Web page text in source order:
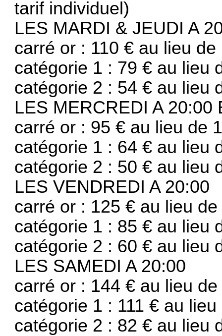
tarif individuel)
LES MARDI & JEUDI A
carré or : 110 € au lieu de
catégorie 1 : 79 € au lieu
catégorie 2 : 54 € au lieu
LES MERCREDI A 20:00
carré or : 95 € au lieu de
catégorie 1 : 64 € au lieu
catégorie 2 : 50 € au lieu
LES VENDREDI A 20:00
carré or : 125 € au lieu
catégorie 1 : 85 € au lieu
catégorie 2 : 60 € au lieu
LES SAMEDI A 20:00
carré or : 144 € au lieu
catégorie 1 : 111 € au lieu
catégorie 2 : 82 € au lieu